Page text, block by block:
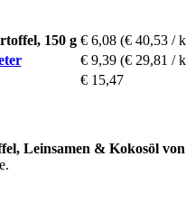
150 g € 6,08 (€ 40,53 /
€ 9,39 (€ 29,81 /
€ 15,47
Leinsamen & Kokosöl